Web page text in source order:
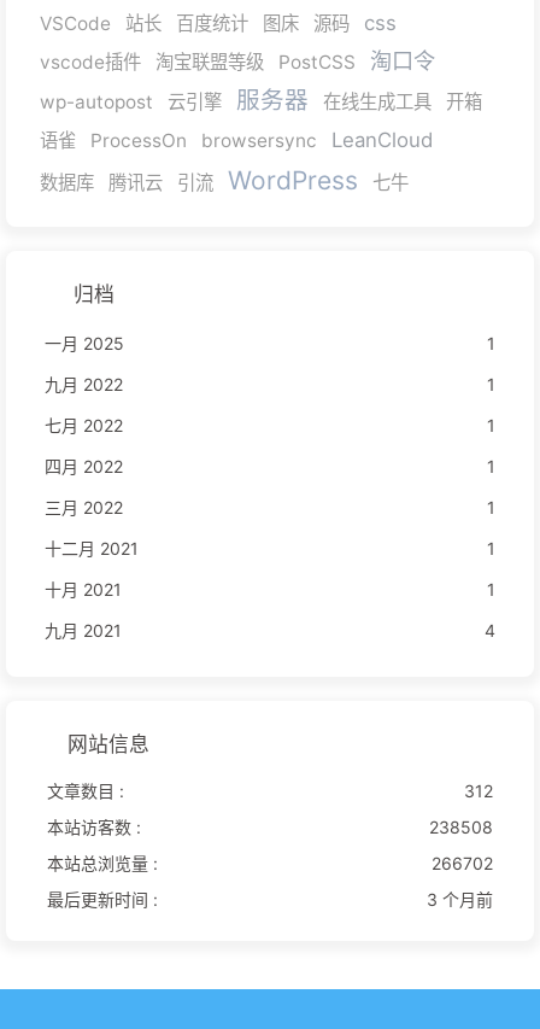
VSCode
站长 百度统计 图床 源码 css
vscode插件 淘宝联盟等级 PostCSS 淘口令
wp-autopost 云引擎 服务器 在线生成工具
开箱
语雀
ProcessOn browsersync LeanCloud
数据库 腾讯云 引流 WordPress 七牛
归档
一月 2025
1
九月 2022
1
七月 2022
1
四月 2022
1
三月 2022
1
十二月 2021
1
十月 2021
1
九月 2021
4
网站信息
文章数目 :
312
本站访客数 :
238508
本站总浏览量 :
266702
最后更新时间 :
3 个月前